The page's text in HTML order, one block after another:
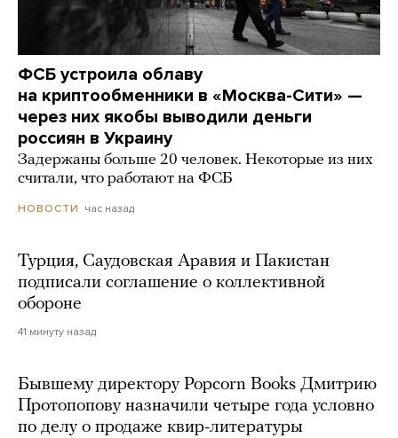
ФСБ устроила облаву
на криптообменники в «Москва-Сити» —
через них якобы выводили деньги
россиян в Украину
Задержаны больше 20 человек. Некоторые из них
считали, что работают на ФСБ
НОВОСТИ час назад
Турция, Саудовская Аравия и Пакистан
подписали соглашение о коллективной
обороне
41 минуту назад
Бывшему директору Popcorn Books Дмитрию
Протопопову назначили четыре года условно
по делу о продаже квир-литературы